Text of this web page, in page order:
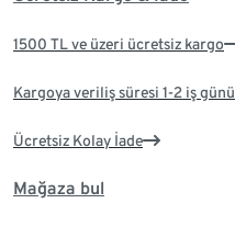
1500 TL ve üzeri ücretsiz kargo
Kargoya veriliş süresi 1-2 iş günü
Ücretsiz Kolay İade
Mağaza bul